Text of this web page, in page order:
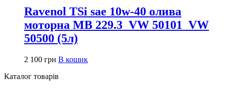
Ravenol TSi sae 10w-40 олива
моторна MB 229.3_VW 50101_VW
50500 (5л)
2 100 грн В кошик
Каталог товарів